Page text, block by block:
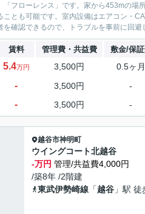
「フローレンス」です。家から453mの
ことも可能です。室内設備はエアコン・
を確認できるので、トラブルを事前に回
賃料 管理費・共益費 敷金/保
5.4万円 3,500円 0.5ヶ月
- 3,500円 -
- 3,500円 -
越谷市神明町
ウイングコート北越谷
-万円 管理/共益費4,000円
/築8年 /2階建
東武伊勢崎線 「越谷 」駅